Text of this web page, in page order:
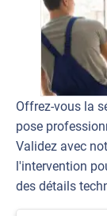
Offrez-vous la
pose
Validez avec
l'intervention
des détails